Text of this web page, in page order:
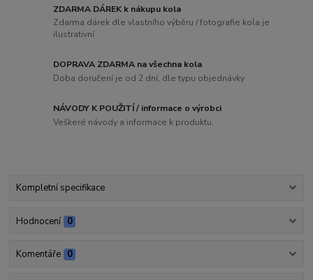
ZDARMA DÁREK k nákupu kola
Zdarma dárek dle vlastního výběru / fotografie kola je
ilustrativní
DOPRAVA ZDARMA na všechna kola
Doba doručení je od 2 dní, dle typu objednávky
NÁVODY K POUŽITÍ / informace o výrobci
Veškeré návody a informace k produktu.
Kompletní specifikace
Hodnocení 0
Komentáře 0